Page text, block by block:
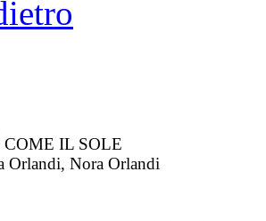
IL SOLE
Orlandi, Nora Orlandi